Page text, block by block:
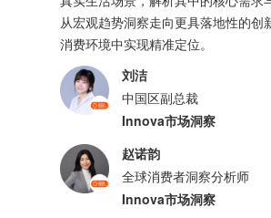
从宏观趋势洞察走向更具落地性的创
消费环境中实现精准定位。
刘洁
中国区副总裁
Innova市场洞察
赵诺韵
全球消费者洞察分析师
Innova市场洞察